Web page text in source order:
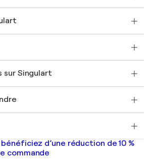
commercial
d'art original
qu'Artiste
sur Singulart
vendre
d’une réduction de 10 %
commande